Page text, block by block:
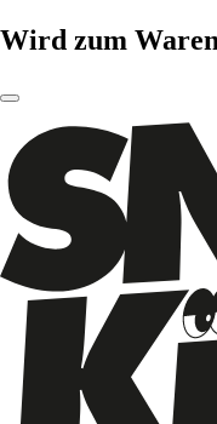
Wird zum